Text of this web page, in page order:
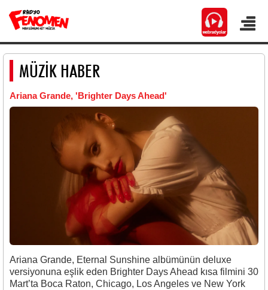
MÜZİK HABER
Ariana Grande, 'Brighter Days Ahead'
Ariana Grande, Eternal Sunshine albümünün deluxe
versiyonuna eşlik eden Brighter Days Ahead kısa filmini 30
Mart’ta Boca Raton, Chicago, Los Angeles ve New York